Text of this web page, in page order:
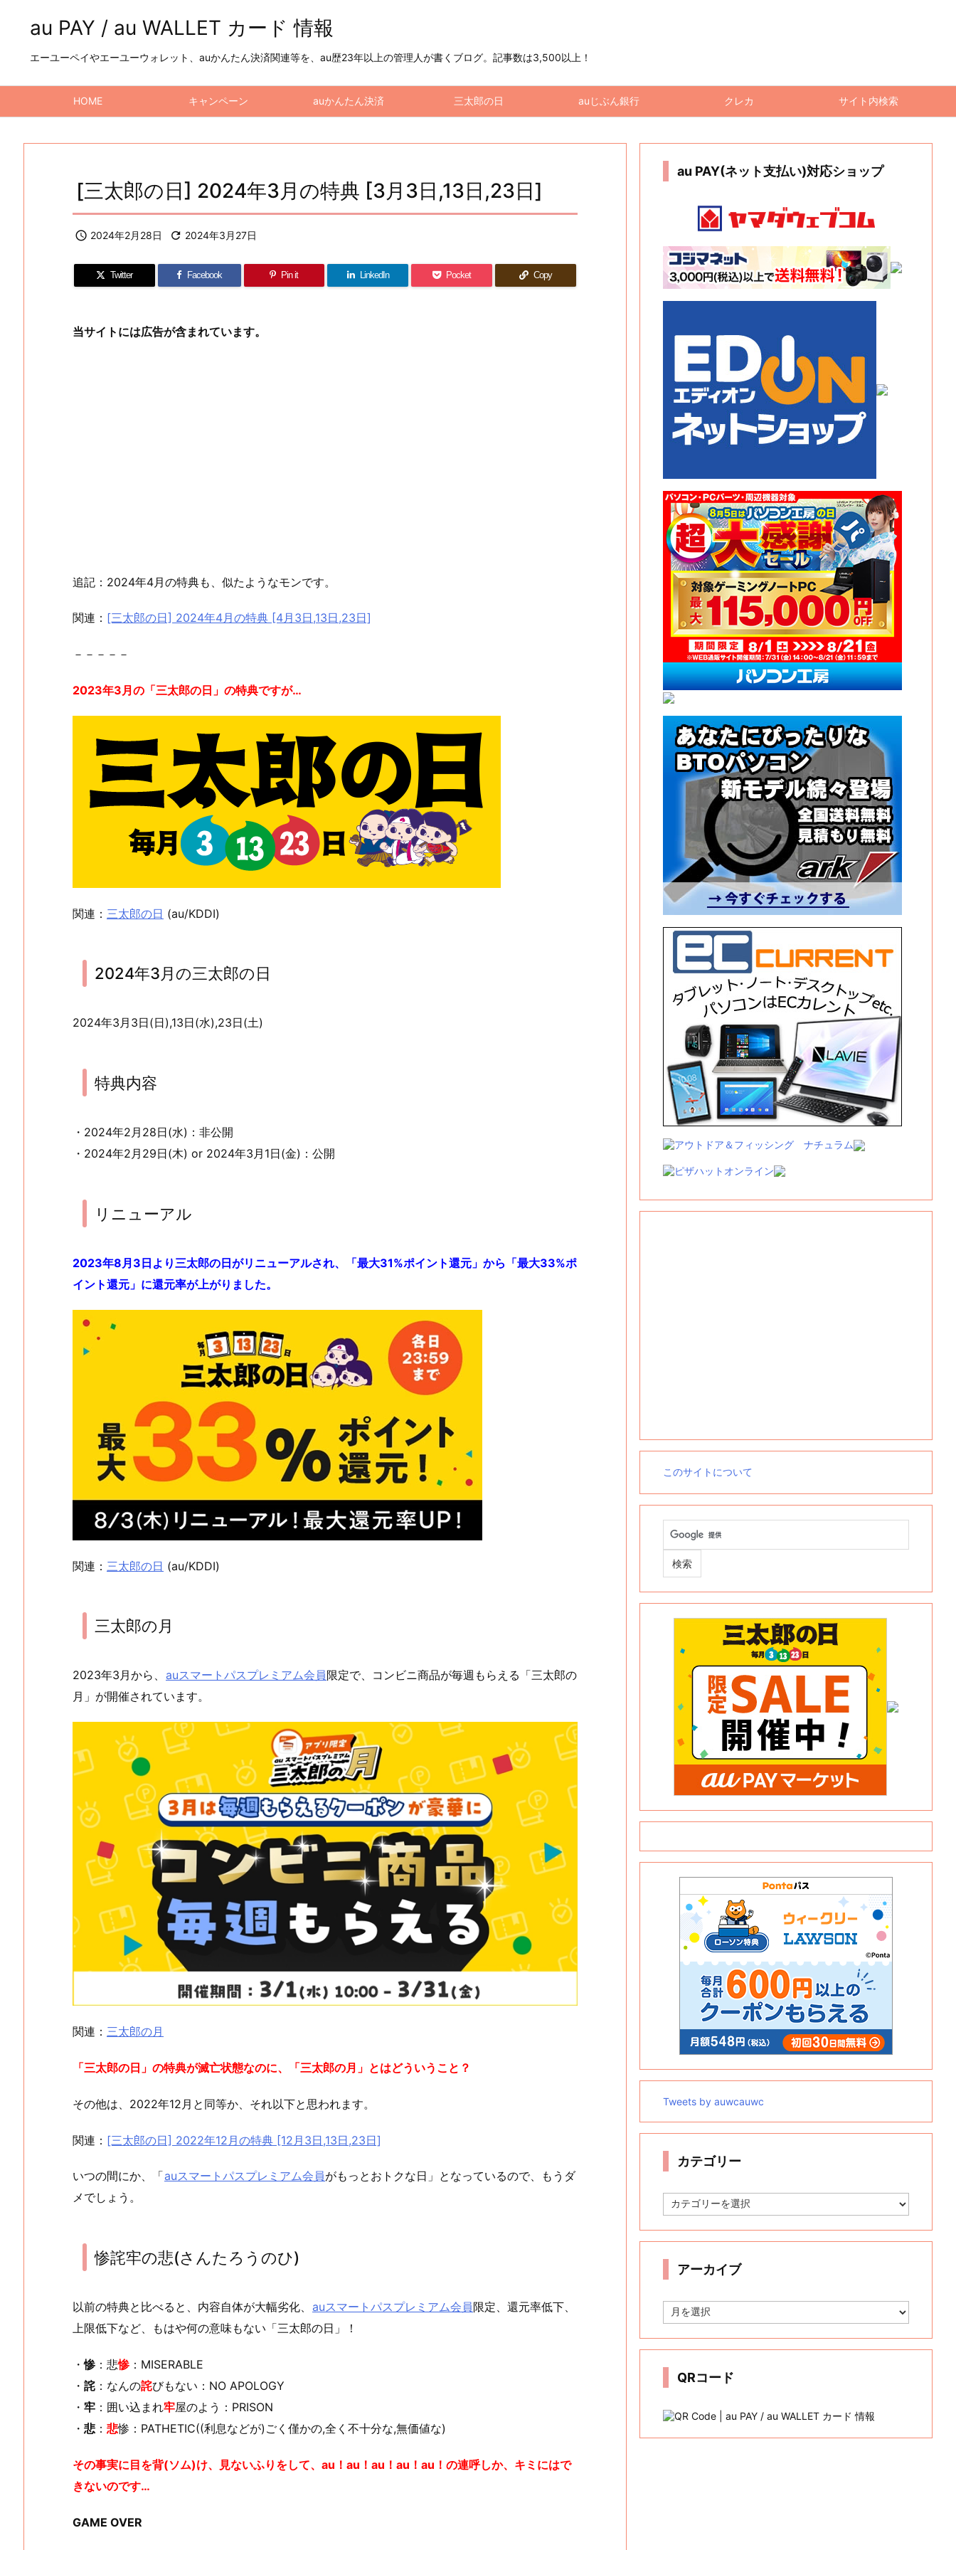
au PAY / au WALLET カード 情報
エーユーペイやエーユーウォレット、auかんたん決済関連等を、au歴23年以上の管理人が書くブログ。記事数は3,500以上！
HOME キャンペーン auかんたん決済 三太郎の日 auじぶん銀行 クレカ サイト内検索
[三太郎の日] 2024年3月の特典 [3月3日,13日,23日]
 2024年2月28日  2024年3月27日
Twitter Facebook Pin it LinkedIn Pocket Copy
当サイトには広告が含まれています。
追記：2024年4月の特典も、似たようなモンです。
関連： [三太郎の日] 2024年4月の特典 [4月3日,13日,23日]
－－－－－
2023年3月の「三太郎の日」の特典ですが…
関連： 三太郎の日 (au/KDDI)
2024年3月の三太郎の日
2024年3月3日(日),13日(水),23日(土)
特典内容
・2024年2月28日(水)：非公開
・2024年2月29日(木) or 2024年3月1日(金)：公開
リニューアル
2023年8月3日より三太郎の日がリニューアルされ、「最大31%ポイント還元」から「最大33%ポ
イント還元」に還元率が上がりました。
関連： 三太郎の日 (au/KDDI)
三太郎の月
2023年3月から、 auスマートパスプレミアム会員限定で、コンビニ商品が毎週もらえる「三太郎の
月」が開催されています。
関連： 三太郎の月
「三太郎の日」の特典が滅亡状態なのに、「三太郎の月」とはどういうこと？
その他は、2022年12月と同等か、それ以下と思われます。
関連： [三太郎の日] 2022年12月の特典 [12月3日,13日,23日]
いつの間にか、「auスマートパスプレミアム会員がもっとおトクな日」となっているので、もうダ
メでしょう。
惨詫牢の悲(さんたろうのひ)
以前の特典と比べると、内容自体が大幅劣化、 auスマートパスプレミアム会員限定、還元率低下、
上限低下など、もはや何の意味もない「三太郎の日」！
・惨 ：悲惨 ：MISERABLE
・ 詫 ：なんの詫びもない：NO APOLOGY
・ 牢 ：囲い込まれ牢屋のよう：PRISON
・ 悲 ： 悲惨：PATHETIC((利息などが)ごく僅かの,全く不十分な,無価値な)
その事実に目を背(ソム)け、見ないふりをして、au！au！au！au！au！の連呼しか、キミにはで
きないのです…
GAME OVER
au PAY(ネット支払い)対応ショップ
このサイトについて
Tweets by auwcauwc
カテゴリー
テ
リ
アーカイブ
ー
イ
QRコード